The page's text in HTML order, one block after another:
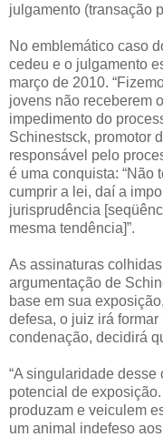
julgamento (transação
No emblemático caso
cedeu e o julgamento
março de 2010.
jovens não receberem
impedimento do
Schinestsck, promotor
responsável pelo
é uma conquista: “Não
cumprir a lei, daí a
jurisprudência
mesma tendência]”.
As assinaturas
argumentação de
base em sua
defesa, o juiz irá
condenação, decidirá
“A singularidade desse
potencial de
produzam e veiculem
um animal indefeso